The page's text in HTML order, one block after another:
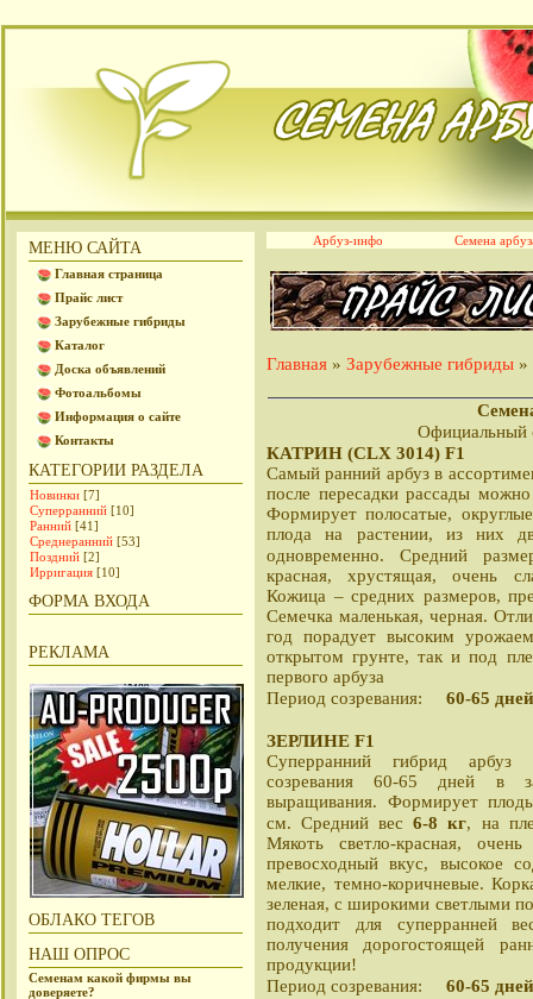
МЕНЮ САЙТА
Главная страница
Прайс лист
Зарубежные гибриды
Каталог
Доска объявлений
Фотоальбомы
Информация о сайте
Контакты
КАТЕГОРИИ РАЗДЕЛА
Новинки [7]
Суперранний [10]
Ранний [41]
Среднеранний [53]
Поздний [2]
Ирригация [10]
ФОРМА ВХОДА
РЕКЛАМА
ОБЛАКО ТЕГОВ
НАШ ОПРОС
Семенам какой фирмы вы
доверяете?
Арбуз-инфо Семена
Главная » Зарубежные гибриды »
Официальный
КАТРИН (CLX 3014) F1
Самый ранний арбуз в
после пересадки рассады
Формирует полосатые,
плода на растении, из них
одновременно. Средний
красная, хрустящая, очень
Кожица – средних размеров,
Семечка маленькая, черная.
год порадует высоким
открытом грунте, так и под
первого арбуза
Период созревания: 60-65 дней
ЗЕРЛИНЕ F1
Суперранний гибрид
созревания 60-65 дней в
выращивания. Формирует
см. Средний вес6-8 кг, на
Мякоть светло-красная,
превосходный вкус, высокое
мелкие, темно-коричневые.
зеленая, с широкими светлыми
подходит для суперранней
получения дорогостоящей
продукции!
Период созревания: 60-65 дней